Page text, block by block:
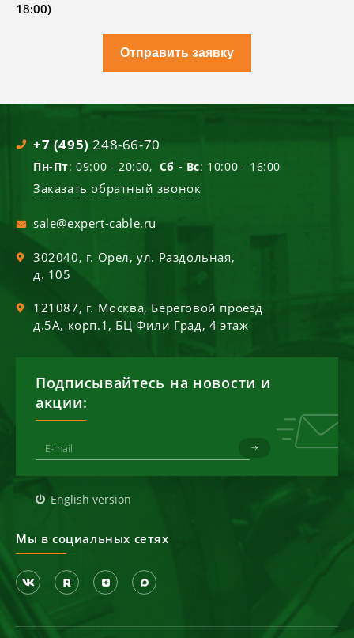
18:00)
Отправить заявку
+7 (495) 248-66-70
Пн-Пт: 09:00 - 20:00, Сб - Вс: 10:00 - 16:00
Заказать обратный звонок
sale@expert-cable.ru
302040, г. Орел,ул. Раздольная,
д. 105
121087, г. Москва, Береговой проезд
д.5А, корп.1, БЦ Фили Град, 4 этаж
Подписывайтесь на новости и
акции:
English version
Мы в социальных сетях